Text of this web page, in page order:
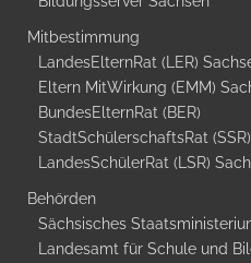
Mitbestimmung
LandesElternRat (LER)
Eltern MitWirkung (EMM)
BundesElternRat (BER)
StadtSchülerschaftsRat
LandesSchülerRat (LSR)
Behörden
Sächsisches
Landesamt für Schule und